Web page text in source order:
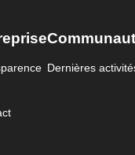
Dernières